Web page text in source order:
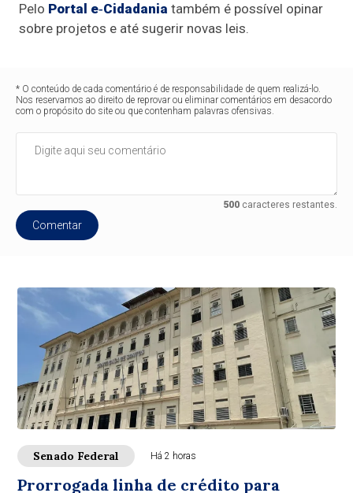
Pelo Portal e‑Cidadania também é possível opinar
sobre projetos e até sugerir novas leis.
* O conteúdo de cada comentário é de responsabilidade de quem realizá-lo.
Nos reservamos ao direito de reprovar ou eliminar comentários em desacordo
com o propósito do site ou que contenham palavras ofensivas.
500caracteres restantes.
Comentar
Senado Federal Há 2 horas
Prorrogada linha de crédito para